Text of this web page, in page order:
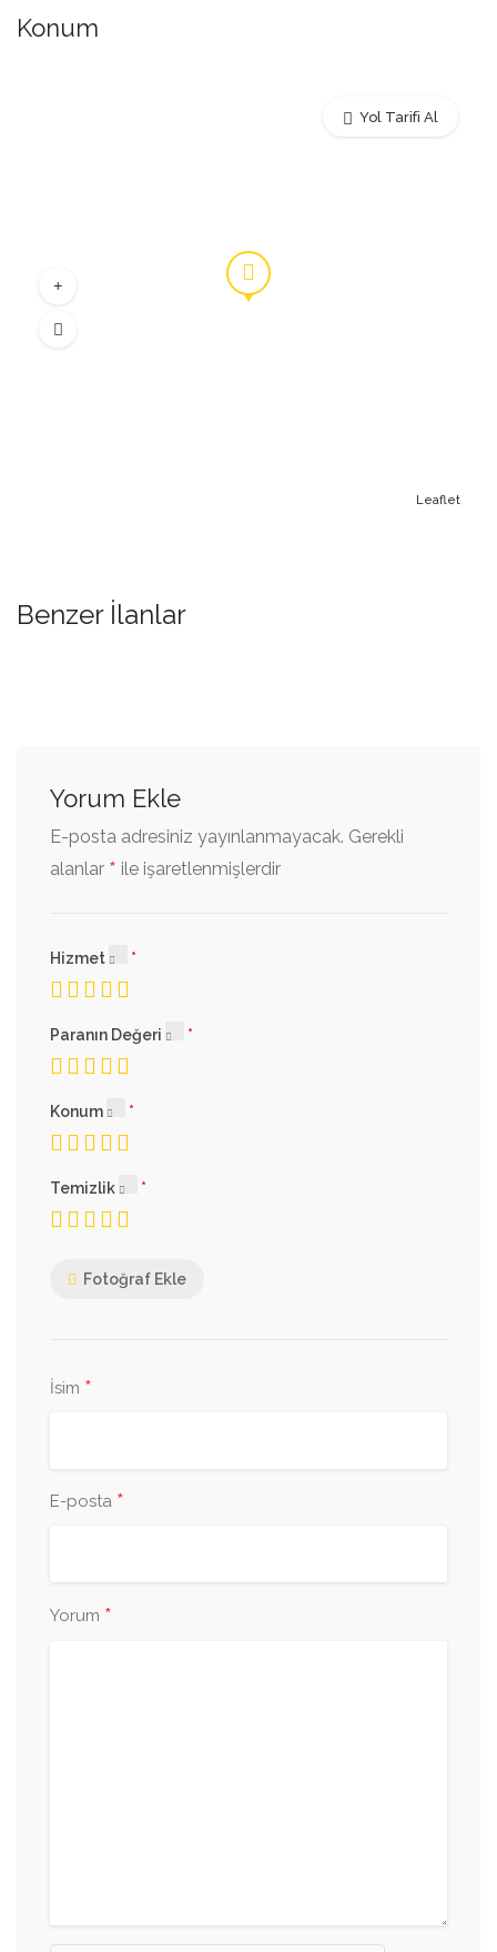
Konum
Leaflet
Yol Tarifi Al
Benzer İlanlar
Yorum Ekle
E-posta adresiniz yayınlanmayacak. Gerekli
alanlar * ile işaretlenmişlerdir
Hizmet
Paranın Değeri
Konum
Temizlik
Fotoğraf Ekle
İsim *
E-posta *
Yorum *